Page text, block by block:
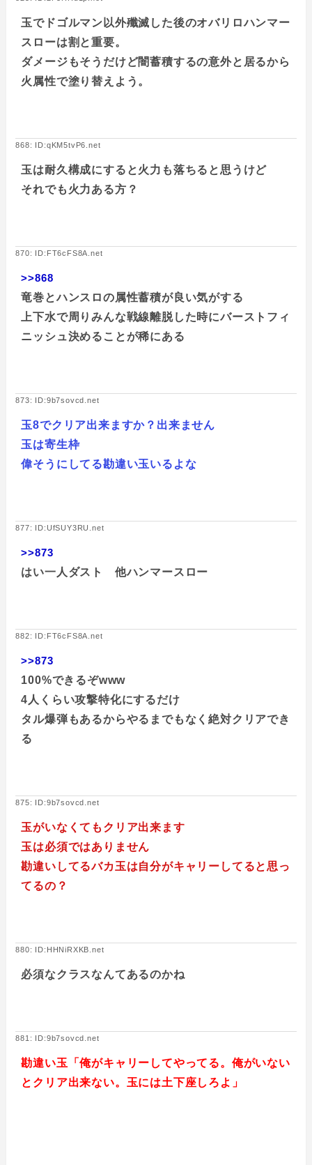
玉でドゴルマン以外殲滅した後のオバリロハンマー
スローは割と重要。
ダメージもそうだけど闇蓄積するの意外と居るから
火属性で塗り替えよう。
868: ID:qKM5tvP6.net
玉は耐久構成にすると火力も落ちると思うけど
それでも火力ある方？
870: ID:FT6cFS8A.net
>>868
竜巻とハンスロの属性蓄積が良い気がする
上下水で周りみんな戦線離脱した時にバーストフィ
ニッシュ決めることが稀にある
873: ID:9b7sovcd.net
玉8でクリア出来ますか？出来ません
玉は寄生枠
偉そうにしてる勘違い玉いるよな
877: ID:UfSUY3RU.net
>>873
はい一人ダスト 他ハンマースロー
882: ID:FT6cFS8A.net
>>873
100%できるぞwww
4人くらい攻撃特化にするだけ
タル爆弾もあるからやるまでもなく絶対クリアでき
る
875: ID:9b7sovcd.net
玉がいなくてもクリア出来ます
玉は必須ではありません
勘違いしてるバカ玉は自分がキャリーしてると思っ
てるの？
880: ID:HHNiRXKB.net
必須なクラスなんてあるのかね
881: ID:9b7sovcd.net
勘違い玉「俺がキャリーしてやってる。俺がいない
とクリア出来ない。玉には土下座しろよ」